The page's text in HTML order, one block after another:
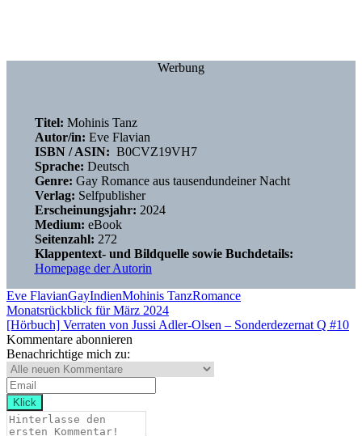
Werbung
Titel: Mohinis Tanz
Autor/in: Eve Flavian
ISBN / ASIN: ‎ B0CVZ19VH7
Sprache: Deutsch
Genre: Gay Romance aus tausendundeiner Nacht
Verlag: Selfpublisher
Erscheinungsjahr: 2024
Medium: eBook
Seitenzahl: 272
Klappentext- und Bildquelle sowie Buchdetails:
Homepage der Autorin
Buchiges
Eve FlavianGayIndienMohinis TanzRomance
Beitragsnavigation
Vorheriger
Beitrag:
Monatsrückblick für März 2024
Nächster
Beitrag:
[Hörbuch] Verraten von Jussi Adler-Olsen – Sonderdezernat Q #10
Kommentare abonnieren
Benachrichtige mich zu: